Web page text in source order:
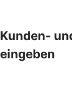
Kunden-
eingeben